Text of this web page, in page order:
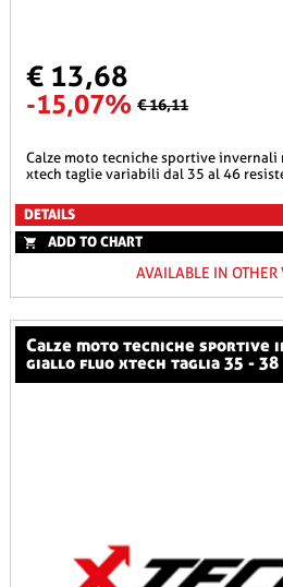
€ 13,68
-15,07% € 16,11
calze moto tecniche sportive invernali nere a righe multicolor
xtech taglie variabili dal 35 al 46
DETAILS
ADD TO CHART
AVAILABLE IN OTHER
calze moto tecniche sportive invernali nere e
giallo fluo xtech taglia 35 - 38